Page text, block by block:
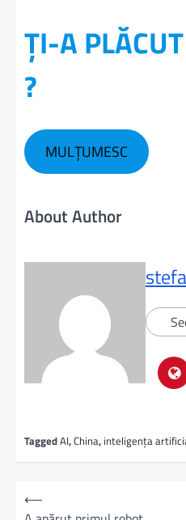
ȚI-A
?
MULȚUMESC
About Author
TaggedAI,China, inteligența
⟵